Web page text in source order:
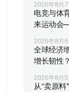
2026年8月
电竞与体
来运动会
2026年8月
全球经济
增长韧性？
2026年8月
从“卖原